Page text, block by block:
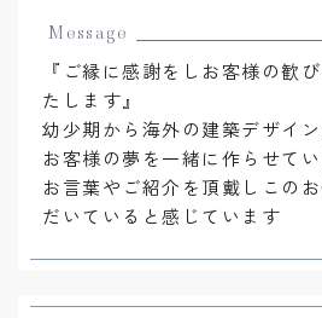
Message
『ご縁に感謝をしお客様の歓
たします』
幼少期から海外の建築デザイ
お客様の夢を一緒に作らせて
お言葉やご紹介を頂戴しこの
だいていると感じています